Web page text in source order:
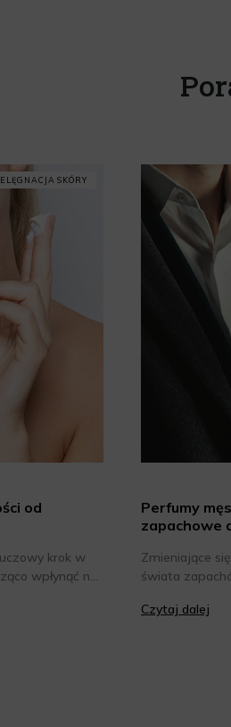
SKÓRY
od
krok w
wpłynąć na
własnej
Perfumy
zapachowe
Zmieniające
świata
kompozycji,
Czytaj dalej